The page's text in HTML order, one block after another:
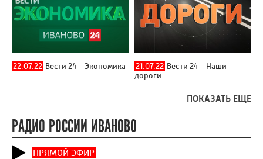
22.07.22 Вести 24 - Экономика 21.07.22 Вести 24 - Наши
дороги
ПОКАЗАТЬ ЕЩЕ
РАДИО РОССИИ ИВАНОВО
ПРЯМОЙ ЭФИР